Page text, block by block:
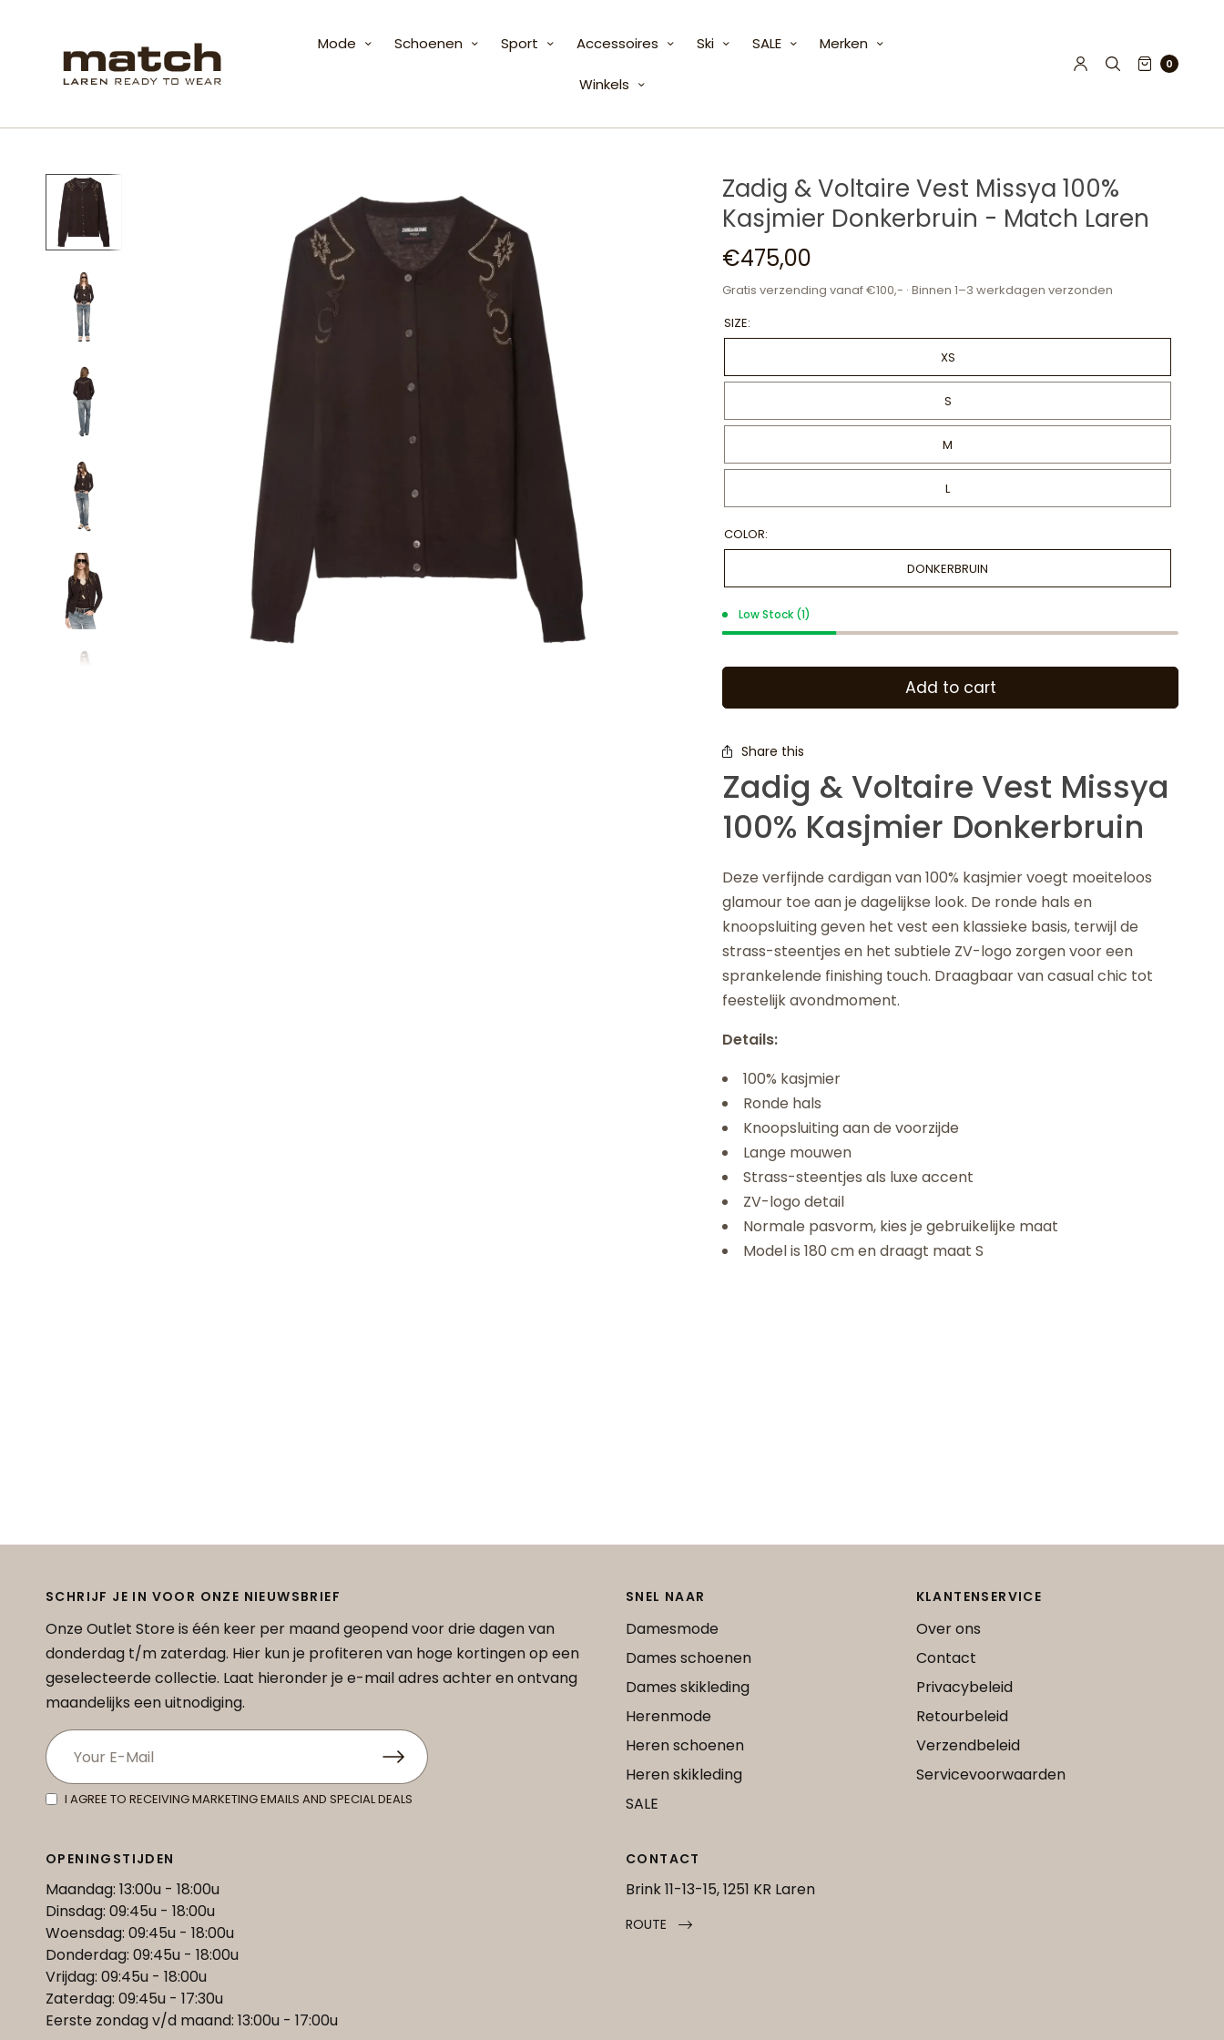
Mode Schoenen Sport Accessoires Ski SALE Merken
Winkels
0
Zadig & Voltaire Vest Missya 100%
Kasjmier Donkerbruin - Match Laren
€475,00
Gratis verzending vanaf €100,- · Binnen 1–3 werkdagen verzonden
SIZE:
XS
S
M
L
COLOR:
DONKERBRUIN
Low Stock (1)
Add to cart
Share this
Zadig & Voltaire Vest Missya
100% Kasjmier Donkerbruin
Deze verfijnde cardigan van 100% kasjmier voegt moeiteloos
glamour toe aan je dagelijkse look. De ronde hals en
knoopsluiting geven het vest een klassieke basis, terwijl de
strass-steentjes en het subtiele ZV-logo zorgen voor een
sprankelende finishing touch. Draagbaar van casual chic tot
feestelijk avondmoment.
Details:
100% kasjmier
Ronde hals
Knoopsluiting aan de voorzijde
Lange mouwen
Strass-steentjes als luxe accent
ZV-logo detail
Normale pasvorm, kies je gebruikelijke maat
Model is 180 cm en draagt maat S
SCHRIJF JE IN VOOR ONZE NIEUWSBRIEF
Onze Outlet Store is één keer per maand geopend voor drie dagen van
donderdag t/m zaterdag. Hier kun je profiteren van hoge kortingen op een
geselecteerde collectie. Laat hieronder je e-mail adres achter en ontvang
maandelijks een uitnodiging.
I AGREE TO RECEIVING MARKETING EMAILS AND SPECIAL DEALS
SNEL NAAR
Damesmode
Dames schoenen
Dames skikleding
Herenmode
Heren schoenen
Heren skikleding
SALE
KLANTENSERVICE
Over ons
Contact
Privacybeleid
Retourbeleid
Verzendbeleid
Servicevoorwaarden
OPENINGSTIJDEN
Maandag: 13:00u - 18:00u
Dinsdag: 09:45u - 18:00u
Woensdag: 09:45u - 18:00u
Donderdag: 09:45u - 18:00u
Vrijdag: 09:45u - 18:00u
Zaterdag: 09:45u - 17:30u
Eerste zondag v/d maand: 13:00u - 17:00u
CONTACT
Brink 11-13-15, 1251 KR Laren
ROUTE